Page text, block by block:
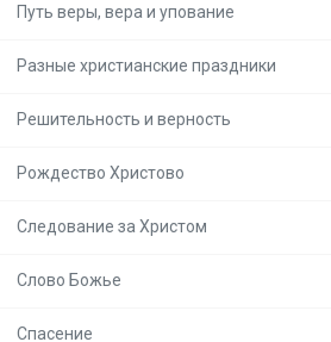
Путь веры, вера и упование
Разные христианские праздники
Решительность и верность
Рождество Христово
Следование за Христом
Слово Божье
Спасение